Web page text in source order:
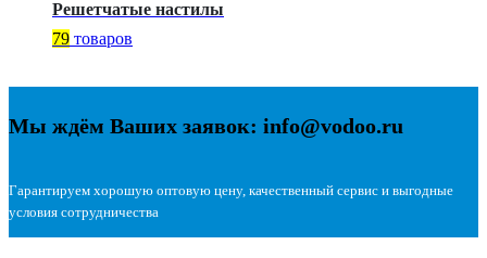
Решетчатые настилы
79 товаров
Мы ждём Ваших заявок: info@vodoo.ru
Гарантируем хорошую оптовую цену, качественный сервис и выгодные
условия сотрудничества